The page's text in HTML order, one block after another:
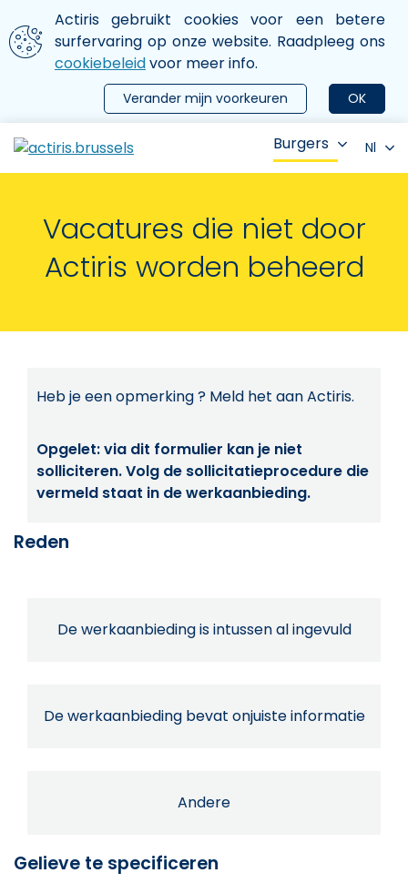
Aller au contenu principal
We gebruiken cookies
Actiris gebruikt cookies voor een betere
surfervaring op onze website. Raadpleeg ons
cookiebeleidvoor meer info.
OK
Verander mijn voorkeuren
le menu
Burgers Nl
Vacatures die niet door
Actiris worden beheerd
Heb je een opmerking ? Meld het aan Actiris.
Opgelet: via dit formulier kan je niet
solliciteren. Volg de sollicitatieprocedure die
vermeld staat in de werkaanbieding.
Reden
De werkaanbieding is intussen al ingevuld
De werkaanbieding bevat onjuiste informatie
Andere
Gelieve te specificeren